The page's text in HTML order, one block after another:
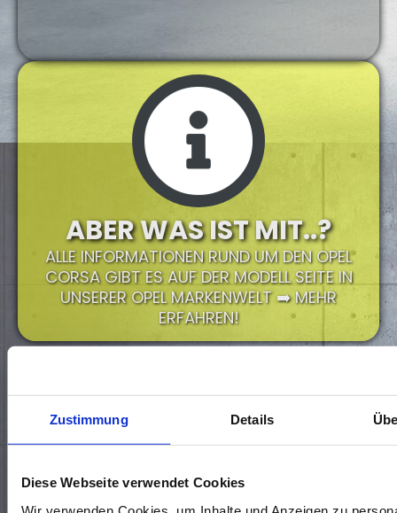
Zustimmung Details
Diese Webseite verwendet Cookies
ABER WAS IST MIT..?
ALLE INFORMATIONEN RUND UM DEN OPEL
CORSA GIBT ES AUF DER MODELL SEITE IN
UNSERER OPEL MARKENWELT ➡️ MEHR
ERFAHREN!
KONTAKTIERE UNS 🤝
Standort wählen*